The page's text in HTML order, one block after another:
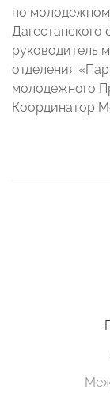
по
руководитель
отделения
молодежного
Координатор